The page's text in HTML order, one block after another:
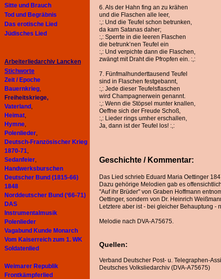
Sitte und Brauch
Tod und Begräbnis
Das erotische Lied
Jüdisches Lied
Arbeiterliedarchiv Lancken
Stichworte
Zeit / Epoche
Bauernkrieg,
Freiheitskriege,
Vaterland ,
Heimat,
Hymne,
Polenlieder,
Deutsch-Französischer Krieg
1870-71,
Sedanfeier,
Handwerksburschen
Deutscher Bund (1815-66)
1848
Norddeutscher Bund (‘66-71)
DAS
Instrumentalmusik
Polenlieder
Vagabund Kunde Monarch
Vom Kaiserreich zum 1. WK
Soldatenlied
Weimarer Republik
Frontkämpferlied
6. Als der Hahn fing an zu krähen
und die Flaschen alle leer,
:,: Und die Teufel schon betrunken,
da kam Satanas daher;
:,: Sperrte in die leeren Flaschen
die betrunk’nen Teufel ein
:,: Und verpichte dann die Flaschen,
zwängt mit Draht die Pfropfen ein. :,:
7. Fünfmalhunderttausend Teufel
sind in Flaschen festgebannt,
:,: Jede dieser Teufelsflaschen
wird Champagnerwein genannt.
:,: Wenn die Stöpsel munter knallen,
Oeffne sich der Freude Schoß,
:,: Lieder rings umher erschallen,
Ja, dann ist der Teufel los! :,:
Geschichte / Kommentar:
Das Lied schrieb Eduard Maria Oettinger
Dazu gehörige Melodien gab es
"Auf ihr Brüder" von Graben Hoffmann
Oettinger, sondern von Dr. Heinrich
Letztere aber ist - bei gleicher Behauptung -
Melodie nach DVA-A75675.
Quellen:
Verband Deutscher Post- u. Telegraphen-
Deutsches Volksliedarchiv (DVA-A75675)